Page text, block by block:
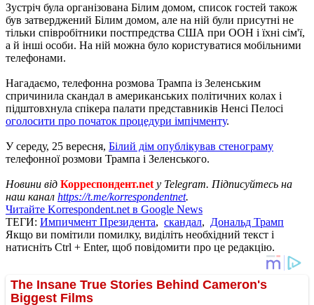
Зустріч була організована Білим домом, список гостей також
був затверджений Білим домом, але на ній були присутні не
тільки співробітники постпредства США при ООН і їхні сім'ї,
а й інші особи. На ній можна було користуватися мобільними
телефонами.
Нагадаємо, телефонна розмова Трампа із Зеленським
спричинила скандал в американських політичних колах і
підштовхнула спікера палати представників Ненсі Пелосі
оголосити про початок процедури імпічменту.
У середу, 25 вересня, Білий дім опублікував стенограму
телефонної розмови Трампа і Зеленського.
Новини від Корреспондент.net у Telegram. Підписуйтесь на
наш канал https://t.me/korrespondentnet.
Читайте Korrespondent.net в Google News
ТЕГИ: Импичмент Президента, скандал, Дональд Трамп
Якщо ви помітили помилку, виділіть необхідний текст і
натисніть Ctrl + Enter, щоб повідомити про це редакцію.